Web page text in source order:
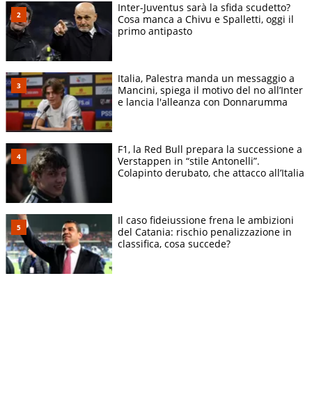
Inter-Juventus sarà la sfida scudetto?
Cosa manca a Chivu e Spalletti, oggi il
primo antipasto
Italia, Palestra manda un messaggio a
Mancini, spiega il motivo del no all’Inter
e lancia l'alleanza con Donnarumma
F1, la Red Bull prepara la successione a
Verstappen in “stile Antonelli”.
Colapinto derubato, che attacco all’Italia
Il caso fideiussione frena le ambizioni
del Catania: rischio penalizzazione in
classifica, cosa succede?